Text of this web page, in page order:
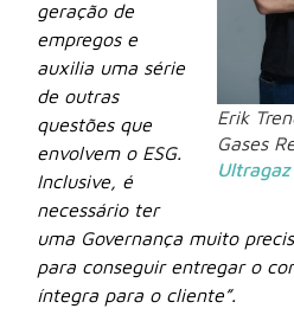
Erik
Gases
Ultragaz
geração de
empregos e
auxilia uma série
de outras
questões que
envolvem o ESG.
Inclusive, é
necessário ter
uma Governança muito
para conseguir entregar o
íntegra para o cliente”.